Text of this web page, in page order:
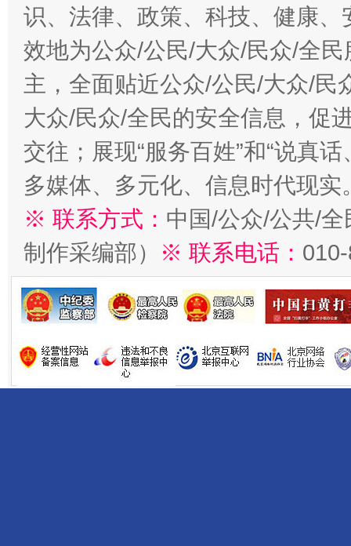
识、法律、政策、科技、健康
效地为公众/公民/大众/民众/全
主，全面贴近公众/公民/大众/民
大众/民众/全民的安全信息，促
交往；展现“服务百姓”和“说真
多媒体、多元化、信息时代现实
※ 联系方式： 中国/公众/公共/
制作采编部）
※ 联系电话：